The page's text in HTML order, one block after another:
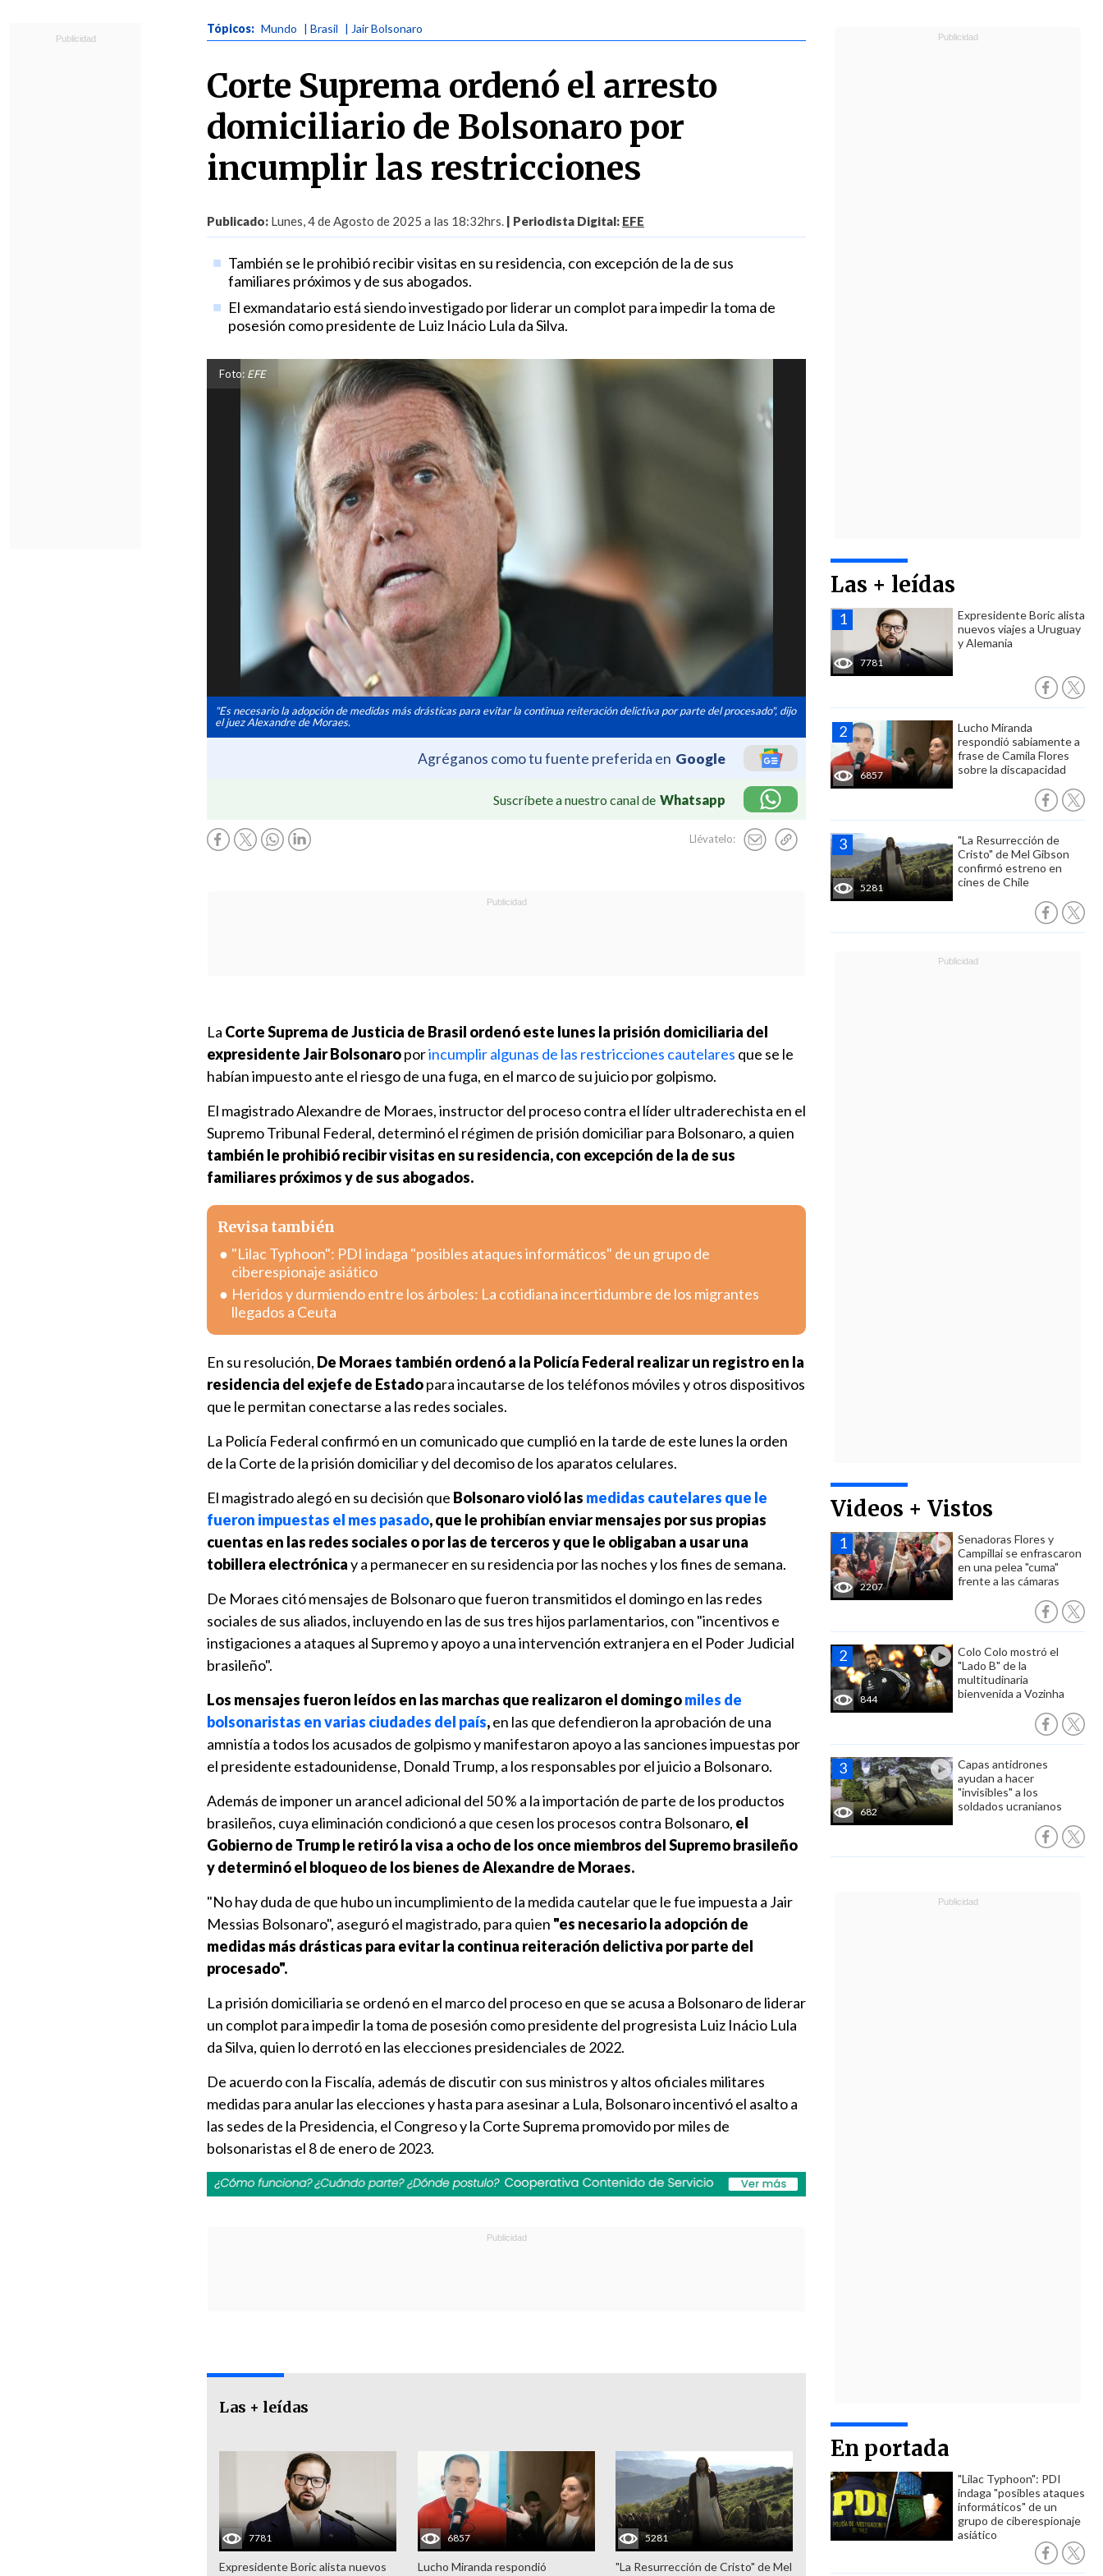
Tópicos: Mundo | Brasil | Jair Bolsonaro
Corte Suprema ordenó el arresto
domiciliario de Bolsonaro por
incumplir las restricciones
Publicado: Lunes, 4 de Agosto de 2025 a las 18:32hrs. | Periodista Digital: EFE
También se le prohibió recibir visitas en su residencia, con excepción de la de sus
familiares próximos y de sus abogados.
El exmandatario está siendo investigado por liderar un complot para impedir la toma de
posesión como presidente de Luiz Inácio Lula da Silva.
Foto: EFE
"Es necesario la adopción de medidas más drásticas para evitar la continua reiteración delictiva por parte del procesado", dijo
el juez Alexandre de Moraes.
Agréganos como tu fuente preferida en Google
Suscríbete a nuestro canal de Whatsapp
Llévatelo:
Las + leídas
7781
Expresidente Boric alista
nuevos viajes a Uruguay
y Alemania
6857
Lucho Miranda
respondió sabiamente a
frase de Camila Flores
sobre la discapacidad
5281
"La Resurrección de
Cristo" de Mel Gibson
confirmó estreno en
cines de Chile
Videos + Vistos
2207
Senadoras Flores y
Campillai se enfrascaron
en una pelea "cuma"
frente a las cámaras
844
Colo Colo mostró el
"Lado B" de la
multitudinaria
bienvenida a Vozinha
682
Capas antidrones
ayudan a hacer
"invisibles" a los
soldados ucranianos
En portada
"Lilac Typhoon": PDI
indaga "posibles ataques
informáticos" de un
grupo de ciberespionaje
asiático
La Corte Suprema de Justicia de Brasil ordenó este lunes la prisión domiciliaria del
expresidente Jair Bolsonaroporincumplir algunas de las restricciones cautelares que se le
habían impuesto ante el riesgo de una fuga, en el marco de su juicio por golpismo.
El magistrado Alexandre de Moraes, instructor del proceso contra el líder ultraderechista en el
Supremo Tribunal Federal, determinó el régimen de prisión domiciliar para Bolsonaro, a quien
también le prohibió recibir visitas en su residencia, con excepción de la de sus
familiares próximos y de sus abogados.
Revisa también
"Lilac Typhoon": PDI indaga "posibles ataques informáticos" de un grupo de
ciberespionaje asiático
Heridos y durmiendo entre los árboles: La cotidiana incertidumbre de los migrantes
llegados a Ceuta
En su resolución, De Moraes también ordenó a la Policía Federal realizar un registro en la
residencia del exjefe de Estadopara incautarse de los teléfonos móviles y otros dispositivos
que le permitan conectarse a las redes sociales.
La Policía Federal confirmó en un comunicado que cumplió en la tarde de este lunes la orden
de la Corte de la prisión domiciliar y del decomiso de los aparatos celulares.
El magistrado alegó en su decisión que Bolsonaro violó las medidas cautelares que le
fueron impuestas el mes pasado, que le prohibían enviar mensajes por sus propias
cuentas en las redes sociales o por las de terceros y que le obligaban a usar una
tobillera electrónicay a permanecer en su residencia por las noches y los fines de semana.
De Moraes citó mensajes de Bolsonaro que fueron transmitidos el domingo en las redes
sociales de sus aliados, incluyendo en las de sus tres hijos parlamentarios, con "incentivos e
instigaciones a ataques al Supremo y apoyo a una intervención extranjera en el Poder Judicial
brasileño".
Los mensajes fueron leídos en las marchas que realizaron el domingomiles de
bolsonaristas en varias ciudades del país,en las que defendieron la aprobación de una
amnistía a todos los acusados de golpismo y manifestaron apoyo a las sanciones impuestas por
el presidente estadounidense, Donald Trump, a los responsables por el juicio a Bolsonaro.
Además de imponer un arancel adicional del 50 % a la importación de parte de los productos
brasileños, cuya eliminación condicionó a que cesen los procesos contra Bolsonaro, el
Gobierno de Trump le retiró la visa a ocho de los once miembros del Supremo brasileño
y determinó el bloqueo de los bienes de Alexandre de Moraes.
"No hay duda de que hubo un incumplimiento de la medida cautelar que le fue impuesta a Jair
Messias Bolsonaro", aseguró el magistrado, para quien "es necesario la adopción de
medidas más drásticas para evitar la continua reiteración delictiva por parte del
procesado".
La prisión domiciliaria se ordenó en el marco del proceso en que se acusa a Bolsonaro de liderar
un complot para impedir la toma de posesión como presidente del progresista Luiz Inácio Lula
da Silva, quien lo derrotó en las elecciones presidenciales de 2022.
De acuerdo con la Fiscalía, además de discutir con sus ministros y altos oficiales militares
medidas para anular las elecciones y hasta para asesinar a Lula, Bolsonaro incentivó el asalto a
las sedes de la Presidencia, el Congreso y la Corte Suprema promovido por miles de
bolsonaristas el 8 de enero de 2023.
Las + leídas
7781
Expresidente Boric alista nuevos
6857
Lucho Miranda respondió
5281
"La Resurrección de Cristo" de Mel